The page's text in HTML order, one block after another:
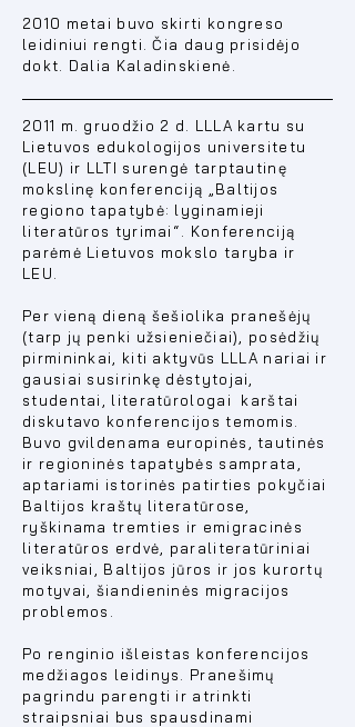
2010 metai buvo skirti kongreso
leidiniui rengti. Čia daug prisidėjo
dokt. Dalia Kaladinskienė.
2011 m. gruodžio 2 d. LLLA kartu su
Lietuvos edukologijos universitetu
(LEU) ir LLTI surengė tarptautinę
mokslinę konferenciją „Baltijos
regiono tapatybė: lyginamieji
literatūros tyrimai “
. Konferenciją
parėmė Lietuvos mokslo taryba ir
LEU.
Per vieną dieną šešiolika pranešėjų
(tarp jų penki užsieniečiai), posėdžių
pirmininkai, kiti aktyvūs LLLA nariai ir
gausiai susirinkę dėstytojai,
studentai, literatūrologai karštai
diskutavo konferencijos temomis.
Buvo gvildenama europinės, tautinės
ir regioninės tapatybės samprata,
aptariami istorinės patirties pokyčiai
Baltijos kraštų literatūrose,
ryškinama tremties ir emigracinės
literatūros erdvė, paraliteratūriniai
veiksniai, Baltijos jūros ir jos kurortų
motyvai, šiandieninės migracijos
problemos.
Po renginio išleistas konferencijos
medžiagos leidinys. Pranešimų
pagrindu parengti ir atrinkti
straipsniai bus spausdinami